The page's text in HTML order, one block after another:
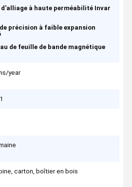
d'alliage à haute perméabilité Invar
précision à faible expansion
de feuille de bande magnétique
year
carton, boîtier en bois